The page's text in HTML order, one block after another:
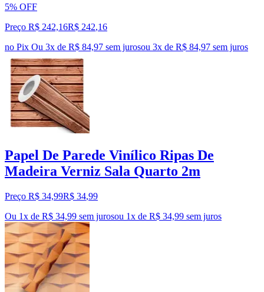
5% OFF
Preço R$ 242,16R$ 242,16
no Pix Ou 3x de R$ 84,97 sem jurosou 3x de R$ 84,97 sem juros
Papel De Parede Vinílico Ripas De
Madeira Verniz Sala Quarto 2m
Preço R$ 34,99R$ 34,99
Ou 1x de R$ 34,99 sem jurosou 1x de R$ 34,99 sem juros